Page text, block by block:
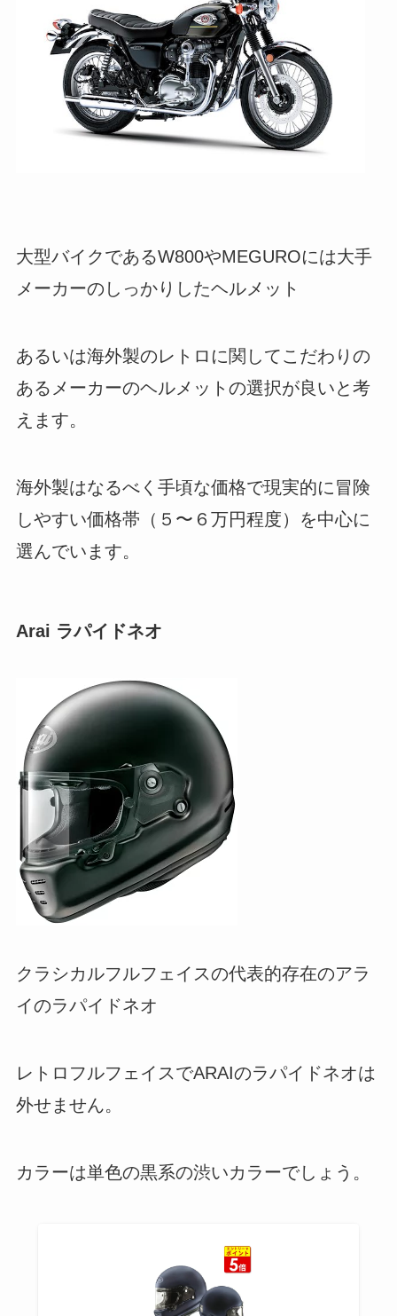
大型バイクであるW800やMEGUROには大手
メーカーのしっかりしたヘルメット
あるいは海外製のレトロに関してこだわりの
あるメーカーのヘルメットの選択が良いと考
えます。
海外製はなるべく手頃な価格で現実的に冒険
しやすい価格帯（５〜６万円程度）を中心に
選んでいます。
Arai ラパイドネオ
クラシカルフルフェイスの代表的存在のアラ
イのラパイドネオ
レトロフルフェイスでARAIのラパイドネオは
外せません。
カラーは単色の黒系の渋いカラーでしょう。